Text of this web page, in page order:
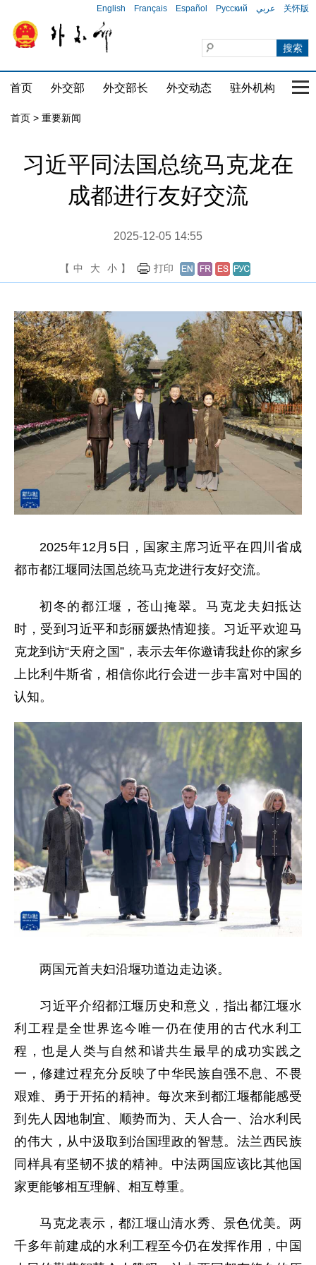
English Français Español Русский عربي 关怀版
首页 外交部 外交部长 外交动态 驻外机构 国
首页 > 重要新闻
习近平同法国总统马克龙在
成都进行友好交流
2025-12-05 14:55
【 中 大 小 】 打印
2025年12月5日，国家主席习近平在四川省成
都市都江堰同法国总统马克龙进行友好交流。
初冬的都江堰，苍山掩翠。马克龙夫妇抵达
时，受到习近平和彭丽媛热情迎接。习近平欢迎马
克龙到访“天府之国”，表示去年你邀请我赴你的家乡
上比利牛斯省，相信你此行会进一步丰富对中国的
认知。
两国元首夫妇沿堰功道边走边谈。
习近平介绍都江堰历史和意义，指出都江堰水
利工程是全世界迄今唯一仍在使用的古代水利工
程，也是人类与自然和谐共生最早的成功实践之
一，修建过程充分反映了中华民族自强不息、不畏
艰难、勇于开拓的精神。每次来到都江堰都能感受
到先人因地制宜、顺势而为、天人合一、治水利民
的伟大，从中汲取到治国理政的智慧。法兰西民族
同样具有坚韧不拔的精神。中法两国应该比其他国
家更能够相互理解、相互尊重。
马克龙表示，都江堰山清水秀、景色优美。两
千多年前建成的水利工程至今仍在发挥作用，中国